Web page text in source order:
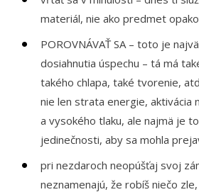
materiál, nie ako predmet
POROVNÁVAŤ SA – toto je
dosiahnutia úspechu – tá má
takého chlapa, také tvorenie,
nie len strata energie, aktivácia
a vysokého tlaku, ale najmä je
jedinečnosti, aby sa mohla
pri nezdaroch neopúšťaj svoj
neznamenajú, že robíš niečo